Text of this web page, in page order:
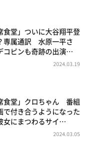
んでやねん！？」
カタ
食堂」ついに大谷翔平登
専属通訳 水原一平さ
コピンも奇跡の出演…
2024.03.19
食堂」クロちゃん 番組
で付き合うようになった
女にまつわるサイ…
2024.03.05